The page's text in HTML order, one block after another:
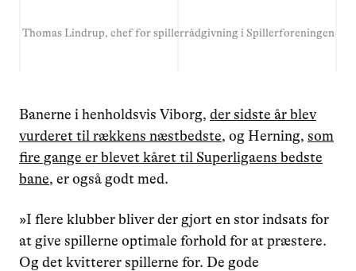
Thomas Lindrup, chef for spillerrådgivning i Spillerforeningen
Banerne i henholdsvis Viborg, der sidste år blev
vurderet til rækkens næstbedste, og Herning, som
fire gange er blevet kåret til Superligaens bedste
bane, er også godt med.
»I flere klubber bliver der gjort en stor indsats for
at give spillerne optimale forhold for at præstere.
Og det kvitterer spillerne for. De gode